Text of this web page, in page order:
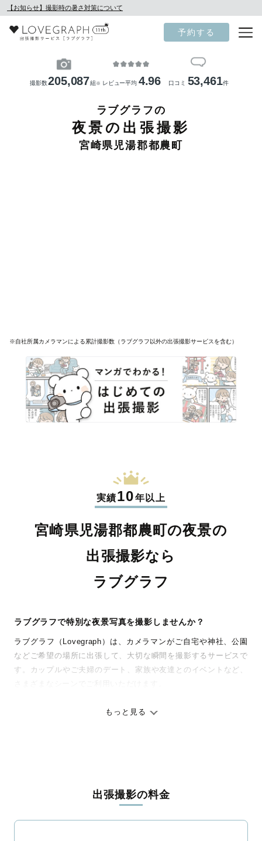
【お知らせ】撮影時の暑さ対策について
予約する
撮影数205,087組 ※ レビュー平均 4.96 口コミ 53,461件
ラブグラフの
夜景の出張撮影
宮崎県児湯郡都農町
※自社所属カメラマンによる累計撮影数（ラブグラフ以外の出張撮影サービスを含む）
実績10年以上
宮崎県児湯郡都農町の夜景の
出張撮影なら
ラブグラフ
ラブグラフで特別な夜景写真を撮影しませんか？
ラブグラフ（Lovegraph）は、カメラマンがご自宅や神社、公園
などご希望の場所に出張して、大切な瞬間を撮影するサービスで
す。カップルやご夫婦のデート、家族や友達とのイベントなど、
ありのままの空気感を大切に、何十年経っても見返したくなるよ
ィを身につけたプロのカメラマンが全国47都道府県に在籍してい
ます。創業10年のノウハウを活かし、思い出に残る素敵な撮影体
験をお届けします。
もっと見る
出張撮影の料金